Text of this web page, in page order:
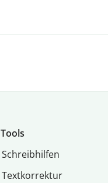
Tools
Schreibhilfen
Textkorrektur